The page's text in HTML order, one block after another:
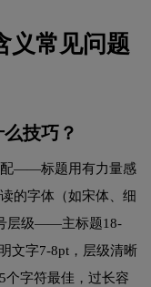
义常见问题
技巧？
配——标题用有力量感
的字体（如宋体、细
层级——主标题18-
文字7-8pt，层级清晰
字符最佳，过长容